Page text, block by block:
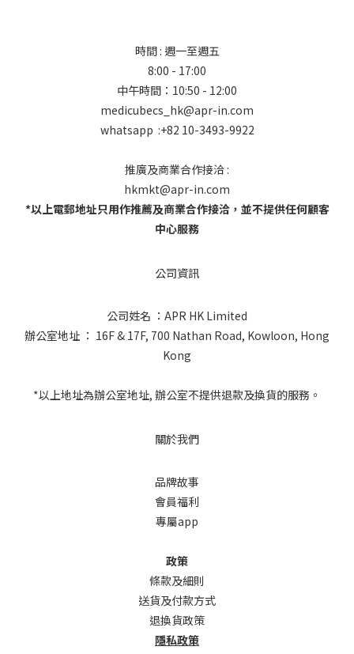
時間 : 週一至週五
8:00 - 17:00
中午時間：10:50 - 12:00
medicubecs_hk@apr-in.com
whatsapp :+82 10-3493-9922
推廣及商業合作接洽 :
hkmkt@apr-in.com
*以上電郵地址只用作推薦及商業合作接洽，並不提供任何顧客
中心服務
公司資訊
公司姓名 ：APR HK Limited
辦公室地址 ： 16F & 17F, 700 Nathan Road, Kowloon, Hong
Kong
*以上地址為辦公室地址, 辦公室不提供退款及換貨的服務。
關於我們
品牌故事
會員福利
專屬app
政策
條款及細則
送貨及付款方式
退換貨政策
隱私政策